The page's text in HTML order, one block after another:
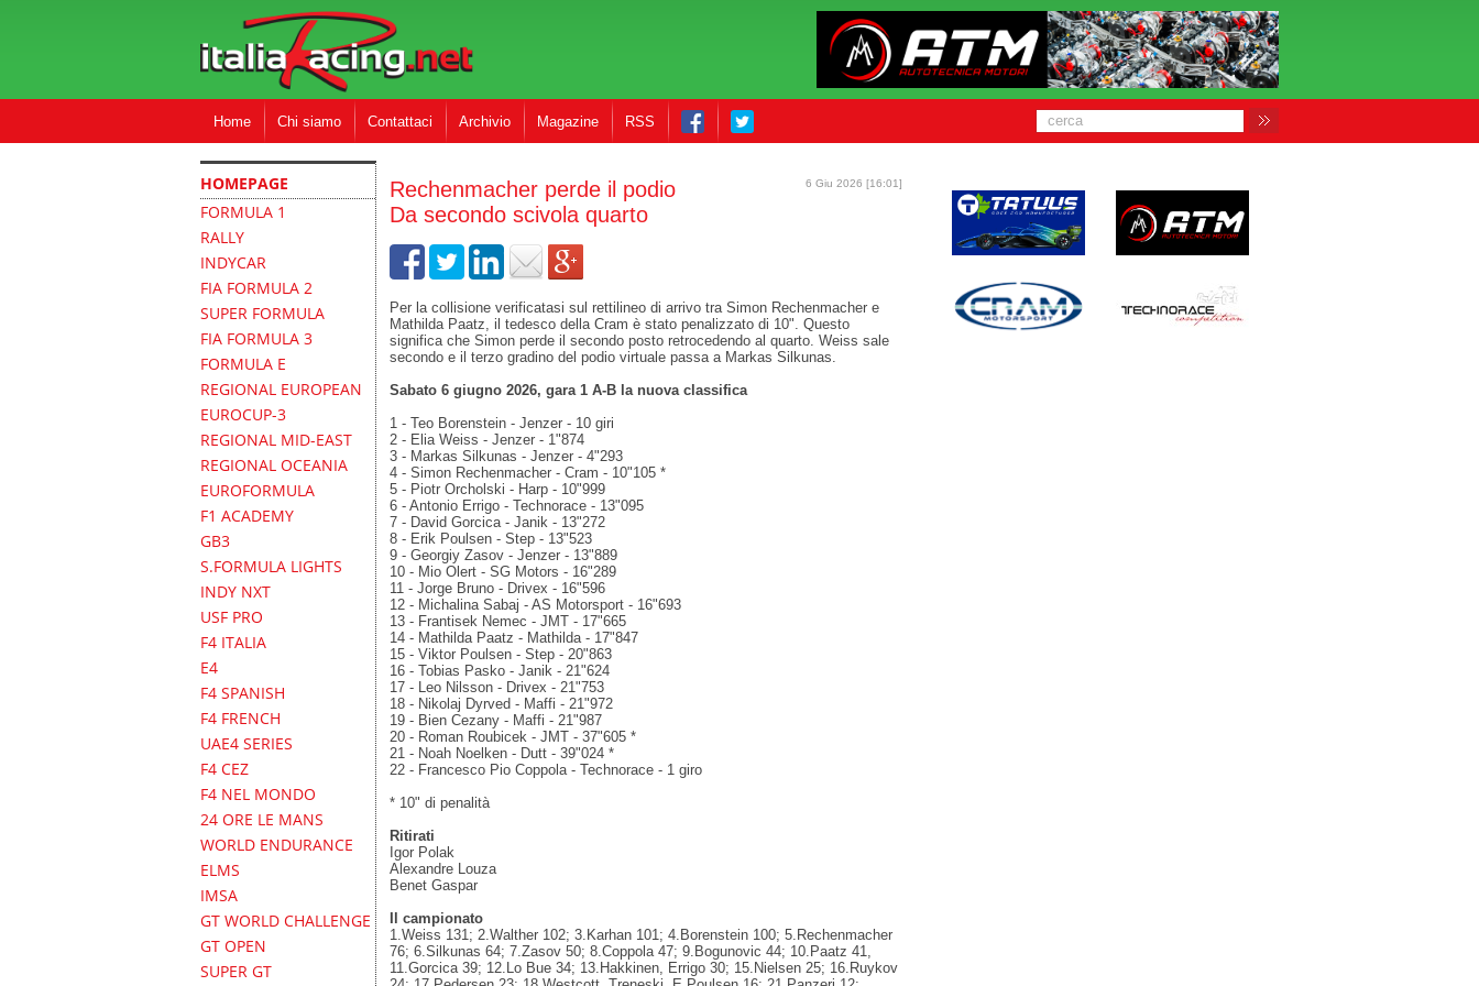
Home Chi siamo Contattaci Archivio Magazine RSS
HOMEPAGE
FORMULA 1
RALLY
INDYCAR
FIA FORMULA 2
SUPER FORMULA
FIA FORMULA 3
FORMULA E
REGIONAL EUROPEAN
EUROCUP-3
REGIONAL MID-EAST
REGIONAL OCEANIA
EUROFORMULA
F1 ACADEMY
GB3
S.FORMULA LIGHTS
INDY NXT
USF PRO
F4 ITALIA
E4
F4 SPANISH
F4 FRENCH
UAE4 SERIES
F4 CEZ
F4 NEL MONDO
24 ORE LE MANS
WORLD ENDURANCE
ELMS
IMSA
GT WORLD CHALLENGE
GT OPEN
SUPER GT
F4 CEZ 6 Giu 2026 [16:01]
Rechenmacher perde il podio
Da secondo scivola quarto
Per la collisione verificatasi sul rettilineo di arrivo tra Simon Rechenmacher e
Mathilda Paatz, il tedesco della Cram è stato penalizzato di 10". Questo
significa che Simon perde il secondo posto retrocedendo al quarto. Weiss sale
secondo e il terzo gradino del podio virtuale passa a Markas Silkunas.
Sabato 6 giugno 2026, gara 1 A-B la nuova classifica
1 - Teo Borenstein - Jenzer - 10 giri
2 - Elia Weiss - Jenzer - 1"874
3 - Markas Silkunas - Jenzer - 4"293
4 - Simon Rechenmacher - Cram - 10"105 *
5 - Piotr Orcholski - Harp - 10"999
6 - Antonio Errigo - Technorace - 13"095
7 - David Gorcica - Janik - 13"272
8 - Erik Poulsen - Step - 13"523
9 - Georgiy Zasov - Jenzer - 13"889
10 - Mio Olert - SG Motors - 16"289
11 - Jorge Bruno - Drivex - 16"596
12 - Michalina Sabaj - AS Motorsport - 16"693
13 - Frantisek Nemec - JMT - 17"665
14 - Mathilda Paatz - Mathilda - 17"847
15 - Viktor Poulsen - Step - 20"863
16 - Tobias Pasko - Janik - 21"624
17 - Leo Nilsson - Drivex - 21"753
18 - Nikolaj Dyrved - Maffi - 21"972
19 - Bien Cezany - Maffi - 21"987
20 - Roman Roubicek - JMT - 37"605 *
21 - Noah Noelken - Dutt - 39"024 *
22 - Francesco Pio Coppola - Technorace - 1 giro
* 10" di penalità
Ritirati
Igor Polak
Alexandre Louza
Benet Gaspar
Il campionato
1.Weiss 131; 2.Walther 102; 3.Karhan 101; 4.Borenstein 100; 5.Rechenmacher
76; 6.Silkunas 64; 7.Zasov 50; 8.Coppola 47; 9.Bogunovic 44; 10.Paatz 41,
11.Gorcica 39; 12.Lo Bue 34; 13.Hakkinen, Errigo 30; 15.Nielsen 25; 16.Ruykov